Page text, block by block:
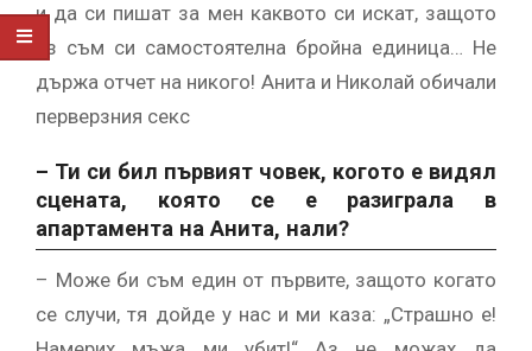
и да си пишат за мен каквото си искат, защото
аз съм си самостоятелна бройна единица… Не
държа отчет на никого! Анита и Николай обичали
перверзния секс
– Ти си бил първият човек, когото е видял
сцената, която се е разиграла в
апартамента на Анита, нали?
– Може би съм един от първите, защото когато
се случи, тя дойде у нас и ми каза: „Страшно е!